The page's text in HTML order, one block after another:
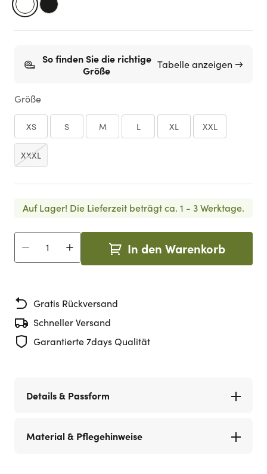
So finden Sie die richtige
Größe
Tabelle anzeigen →
Größe
XS S M L XL XXL
XXXL
Auf Lager! Die Lieferzeit beträgt ca. 1 - 3 Werktage.
Menge In den Warenkorb
Gratis Rückversand
Schneller Versand
Garantierte 7days Qualität
Details & Passform
Material & Pflegehinweise